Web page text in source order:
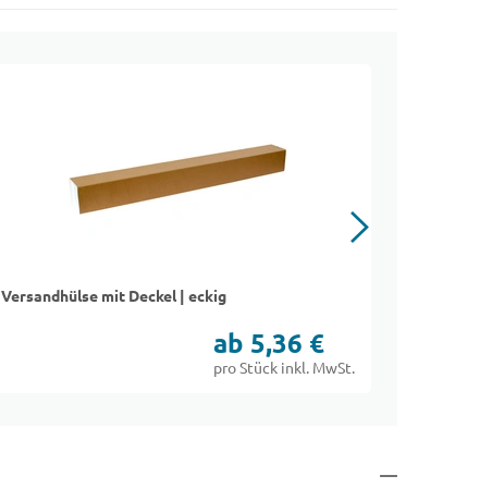
Versandhülse mit Deckel | eckig
ab 5,36 €
pro Stück inkl. MwSt.